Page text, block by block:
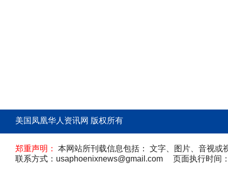
美国凤凰华人资讯网 版权所有
郑重声明：
本网站所刊载信息包括： 文字、图片、音视或
联系方式：usaphoenixnews@gmail.com 页面执行时间